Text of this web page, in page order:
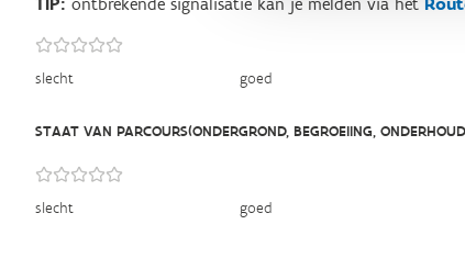
slecht goed
STAAT VAN PARCOURS(ONDERGROND, BEGROEIING,
slecht goed